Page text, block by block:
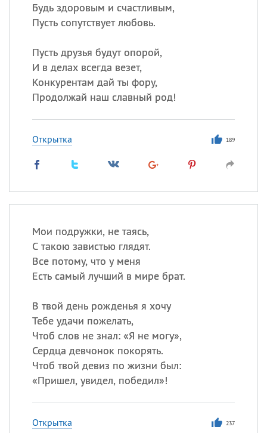
Будь здоровым и счастливым,
Пусть сопутствует любовь.
Пусть друзья будут опорой,
И в делах всегда везет,
Конкурентам дай ты фору,
Продолжай наш славный род!
Открытка 189
Мои подружки, не таясь,
С такою завистью глядят.
Все потому, что у меня
Есть самый лучший в мире брат.
В твой день рожденья я хочу
Тебе удачи пожелать,
Чтоб слов не знал: «Я не могу»,
Сердца девчонок покорять.
Чтоб твой девиз по жизни был:
«Пришел, увидел, победил»!
Открытка 237